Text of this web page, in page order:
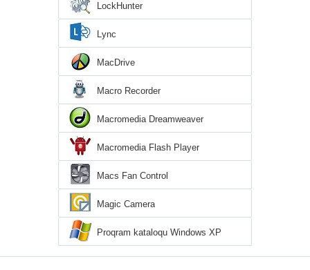
LockHunter
Lync
MacDrive
Macro Recorder
Macromedia Dreamweaver
Macromedia Flash Player
Macs Fan Control
Magic Camera
Proqram kataloqu Windows XP